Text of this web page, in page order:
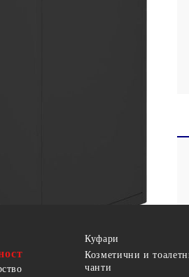
Куфари
Козметични и
чанти